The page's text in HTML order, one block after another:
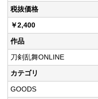
税抜価格
￥2,400
作品
刀剣乱舞ONLINE
カテゴリ
GOODS